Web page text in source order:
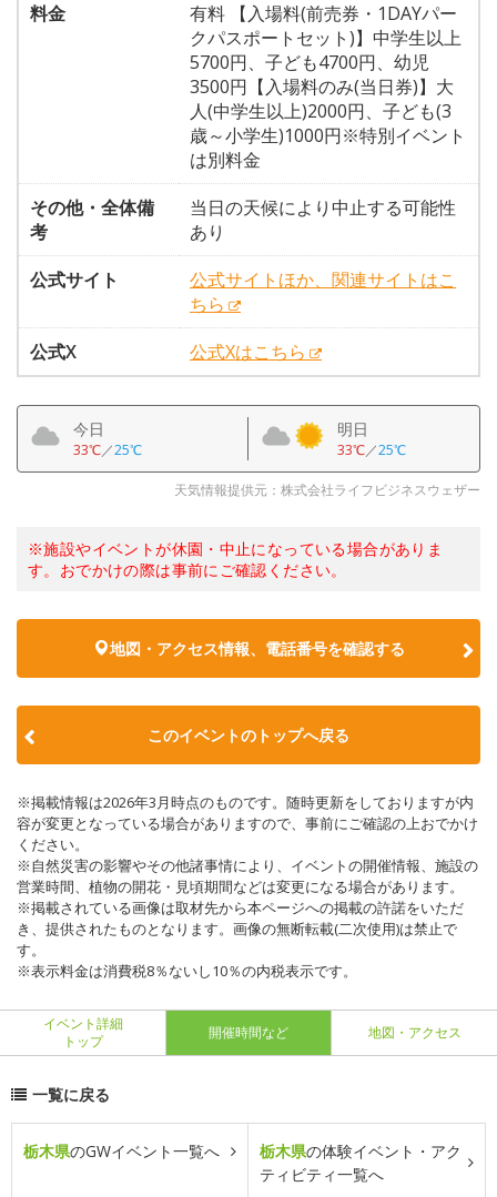
料金
有料 【入場料(前売券・1DAYパー
クパスポートセット)】中学生以上
5700円、子ども4700円、幼児
3500円【入場料のみ(当日券)】大
人(中学生以上)2000円、子ども(3
歳～小学生)1000円※特別イベント
は別料金
その他・全体備
考
当日の天候により中止する可能性
あり
公式サイト
公式サイトほか、関連サイトはこ
ちら
公式X
公式Xはこちら
今日
33℃／25℃
明日
33℃／25℃
天気情報提供元：株式会社ライフビジネスウェザー
※施設やイベントが休園・中止になっている場合がありま
す。おでかけの際は事前にご確認ください。
地図・アクセス情報、電話番号を確認する
このイベントのトップへ戻る
※掲載情報は2026年3月時点のものです。随時更新をしておりますが内
容が変更となっている場合がありますので、事前にご確認の上おでかけ
ください。
※自然災害の影響やその他諸事情により、イベントの開催情報、施設の
営業時間、植物の開花・見頃期間などは変更になる場合があります。
※掲載されている画像は取材先から本ページへの掲載の許諾をいただ
き、提供されたものとなります。画像の無断転載(二次使用)は禁止で
す。
※表示料金は消費税8％ないし10％の内税表示です。
イベント詳細
トップ
開催時間など 地図・アクセス
一覧に戻る
栃木県のGWイベント一覧へ 栃木県の体験イベント・アク
ティビティ一覧へ